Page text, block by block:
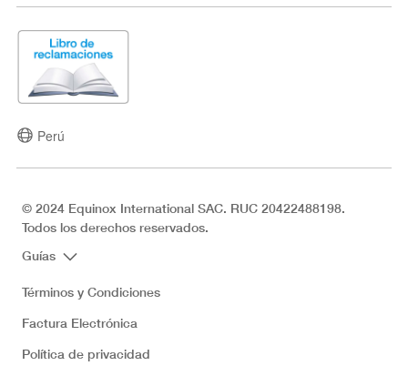
Perú
© 2024 Equinox International SAC. RUC 20422488198.
Todos los derechos reservados.
Guías
Términos y Condiciones
Factura Electrónica
Política de privacidad